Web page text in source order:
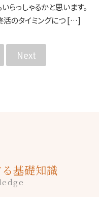
らっしゃるかと思います。
活のタイミングにつ […]
Next
基礎知識